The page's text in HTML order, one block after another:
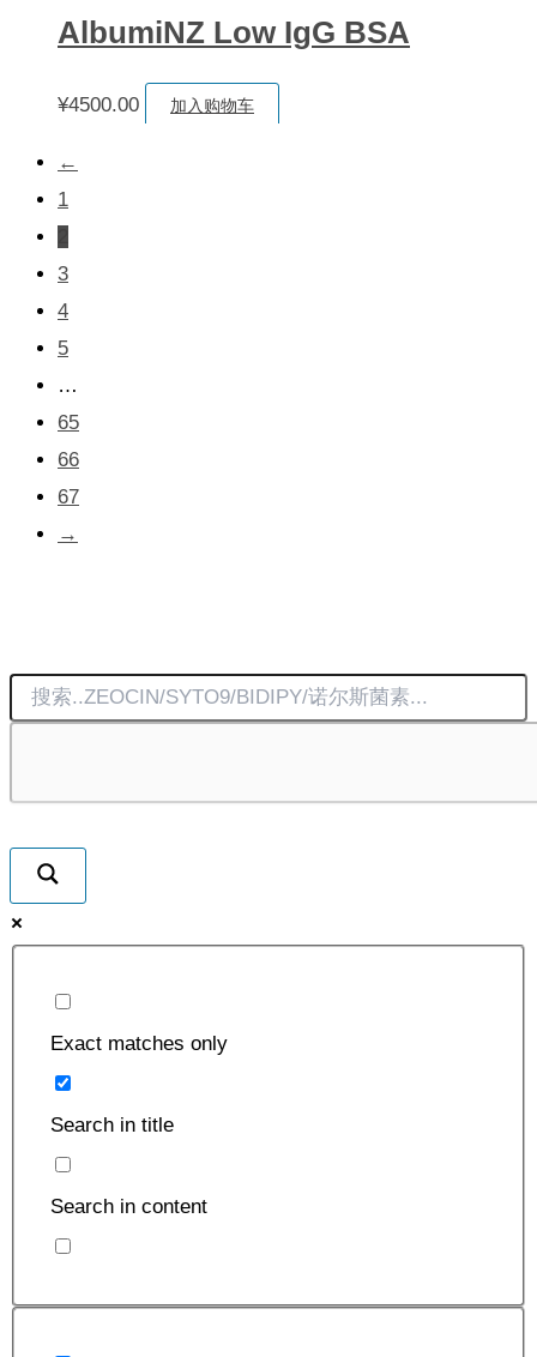
Exact matches only
Search in title
Search in content
AlbumiNZ Low IgG BSA
¥4500.00 加入购物车
←
1
3
4
5
…
65
66
67
→